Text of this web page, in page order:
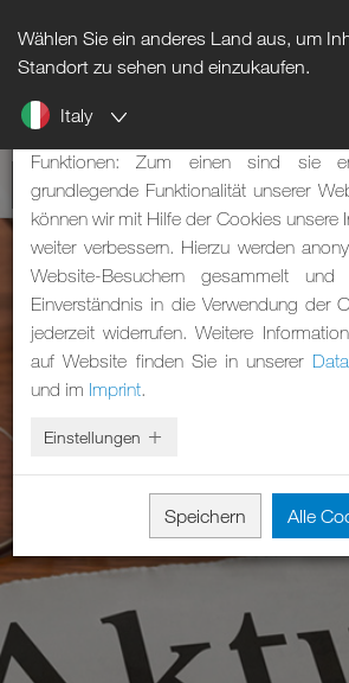
Wählen Sie ein anderes Land aus, um
Standort zu sehen und einzukaufen.
Italy
Hinweis zu Cookies
Unsere Webseite verwendet Cookies.
Funktionen: Zum einen sind sie
grundlegende Funktionalität unserer
können wir mit Hilfe der Cookies unsere
weiter verbessern. Hierzu werden
Website-Besuchern gesammelt und
Einverständnis in die Verwendung der
jederzeit widerrufen. Weitere
auf Website finden Sie in unserer
und im Imprint.
Einstellungen
Speichern Alle